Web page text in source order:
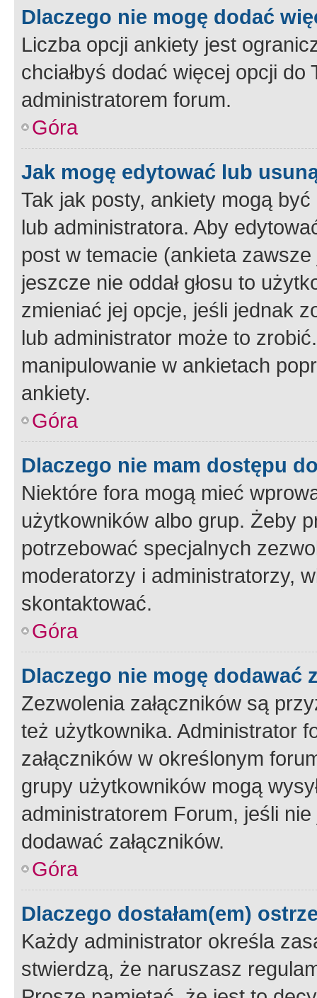
Dlaczego nie mogę dodać
Liczba opcji ankiety jest
chciałbyś dodać więcej opcji
administratorem forum.
Góra
Jak mogę edytować lub
Tak jak posty, ankiety mogą
lub administratora. Aby
post w temacie (ankieta
jeszcze nie oddał głosu to
zmieniać jej opcje, jeśli jednak
lub administrator może to
manipulowanie w ankietach
ankiety.
Góra
Dlaczego nie mam dostępu
Niektóre fora mogą mieć
użytkowników albo grup. Żeby
potrzebować specjalnych
moderatorzy i administratorzy,
skontaktować.
Góra
Dlaczego nie mogę dodawać
Zezwolenia załączników są
też użytkownika. Administrator
załączników w określonym
grupy użytkowników mogą
administratorem Forum, jeśli
dodawać załączników.
Góra
Dlaczego dostałam(em)
Każdy administrator określa
stwierdzą, że naruszasz